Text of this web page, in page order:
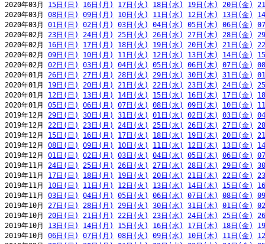
2020年03月 15日(日) 16日(月) 17日(火) 18日(水) 19日(木) 20日(金)
2020年03月 08日(日) 09日(月) 10日(火) 11日(水) 12日(木) 13日(金)
2020年03月 01日(日) 02日(月) 03日(火) 04日(水) 05日(木) 06日(金)
2020年02月 23日(日) 24日(月) 25日(火) 26日(水) 27日(木) 28日(金)
2020年02月 16日(日) 17日(月) 18日(火) 19日(水) 20日(木) 21日(金)
2020年02月 09日(日) 10日(月) 11日(火) 12日(水) 13日(木) 14日(金)
2020年02月 02日(日) 03日(月) 04日(火) 05日(水) 06日(木) 07日(金)
2020年01月 26日(日) 27日(月) 28日(火) 29日(水) 30日(木) 31日(金)
2020年01月 19日(日) 20日(月) 21日(火) 22日(水) 23日(木) 24日(金)
2020年01月 12日(日) 13日(月) 14日(火) 15日(水) 16日(木) 17日(金)
2020年01月 05日(日) 06日(月) 07日(火) 08日(水) 09日(木) 10日(金)
2019年12月 29日(日) 30日(月) 31日(火) 01日(水) 02日(木) 03日(金)
2019年12月 22日(日) 23日(月) 24日(火) 25日(水) 26日(木) 27日(金)
2019年12月 15日(日) 16日(月) 17日(火) 18日(水) 19日(木) 20日(金)
2019年12月 08日(日) 09日(月) 10日(火) 11日(水) 12日(木) 13日(金)
2019年12月 01日(日) 02日(月) 03日(火) 04日(水) 05日(木) 06日(金)
2019年11月 24日(日) 25日(月) 26日(火) 27日(水) 28日(木) 29日(金)
2019年11月 17日(日) 18日(月) 19日(火) 20日(水) 21日(木) 22日(金)
2019年11月 10日(日) 11日(月) 12日(火) 13日(水) 14日(木) 15日(金)
2019年11月 03日(日) 04日(月) 05日(火) 06日(水) 07日(木) 08日(金)
2019年10月 27日(日) 28日(月) 29日(火) 30日(水) 31日(木) 01日(金)
2019年10月 20日(日) 21日(月) 22日(火) 23日(水) 24日(木) 25日(金)
2019年10月 13日(日) 14日(月) 15日(火) 16日(水) 17日(木) 18日(金)
2019年10月 06日(日) 07日(月) 08日(火) 09日(水) 10日(木) 11日(金)